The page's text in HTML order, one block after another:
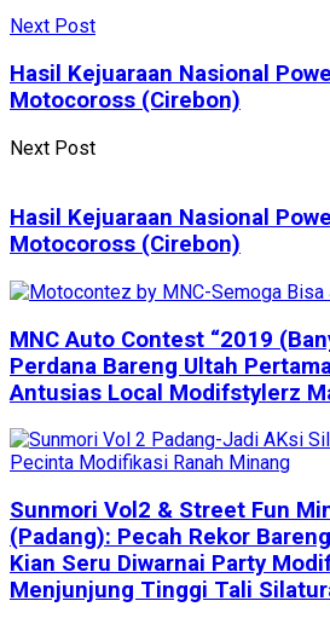
Next Post
Hasil Kejuaraan Nasional
Motocoross (Cirebon)
Next Post
Hasil Kejuaraan Nasional
Motocoross (Cirebon)
MNC Auto Contest “2019
Perdana Bareng Ultah
Antusias Local Modifstylerz
Sunmori Vol2 & Street Fun
(Padang): Pecah Rekor
Kian Seru Diwarnai Party
Menjunjung Tinggi Tali